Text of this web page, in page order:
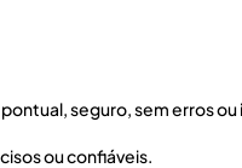
seguro, sem erros
ou confiáveis.